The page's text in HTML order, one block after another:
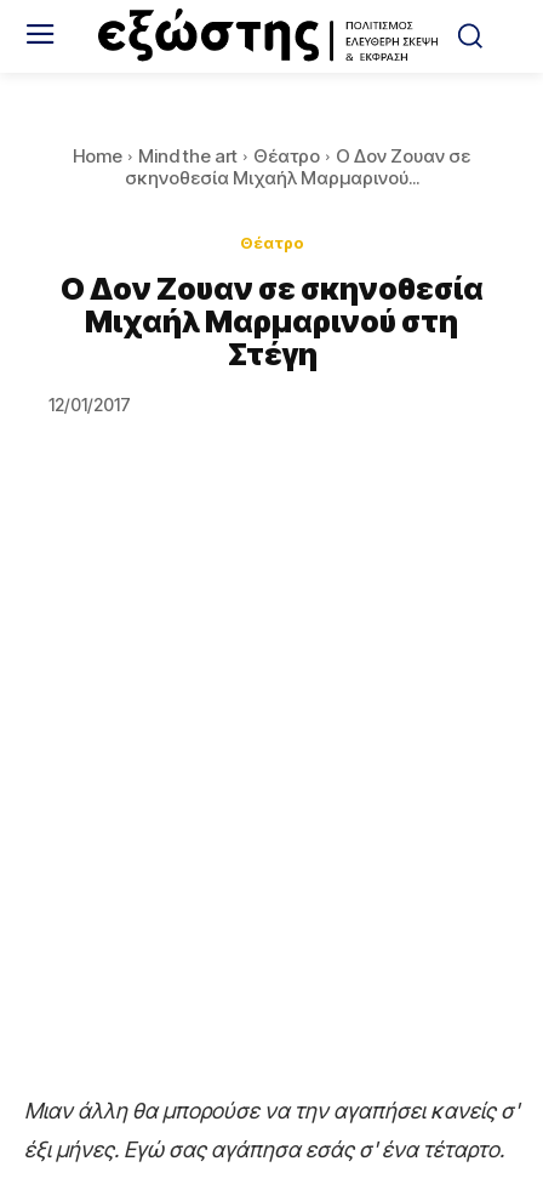
Home Mind the art Θέατρο
Ο Δον Ζουαν σε
σκηνοθεσία Μιχαήλ Μαρμαρινού...
Θέατρο
Ο Δον Ζουαν σε σκηνοθεσία
Μιχαήλ Μαρμαρινού στη
Στέγη
12/01/2017
Μιαν άλλη θα μπορούσε να την αγαπήσει κανείς σ'
έξι μήνες. Εγώ σας αγάπησα εσάς σ' ένα τέταρτο.